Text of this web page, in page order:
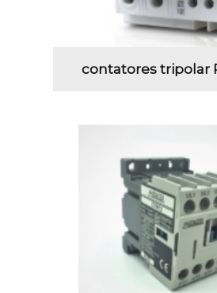
contatores tripolar